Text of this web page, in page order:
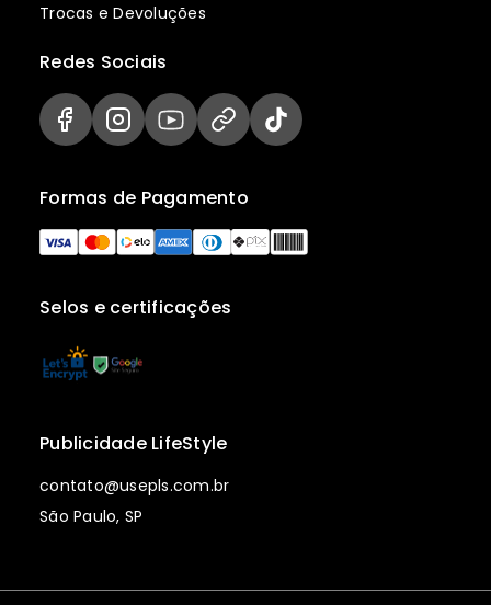
Trocas e Devoluções
Selos e certificações
Formas de Pagamento
Redes Sociais
Publicidade LifeStyle
contato@usepls.com.br
São Paulo, SP